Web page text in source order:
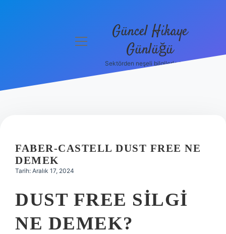
Hakkımızda
menüyü
Güncel Hikaye
Günlüğü
Sektörden neşeli bilgilerle tanış!
FABER-CASTELL DUST FREE NE
DEMEK
Tarih: Aralık 17, 2024
DUST FREE SILGI
NE DEMEK?